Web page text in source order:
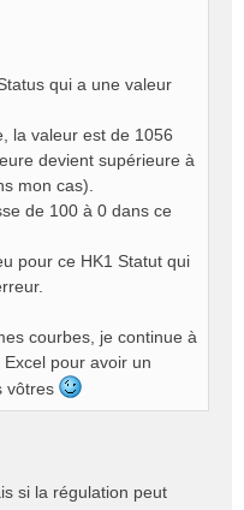
qui a une valeur
la valeur est de 1056
devient supérieure à
mon cas).
de 100 à 0 dans ce
pour ce HK1 Statut qui
courbes, je continue à
pour avoir un
vôtres
si la régulation peut